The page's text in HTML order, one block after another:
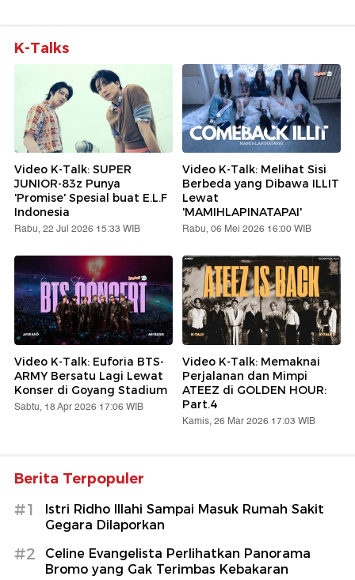
K-Talks
Video K-Talk: SUPER
JUNIOR-83z Punya
'Promise' Spesial buat E.L.F
Indonesia
Rabu, 22 Jul 2026 15:33 WIB
Video K-Talk: Melihat Sisi
Berbeda yang Dibawa ILLIT
Lewat
'MAMIHLAPINATAPAI'
Rabu, 06 Mei 2026 16:00 WIB
Video K-Talk: Euforia BTS-
ARMY Bersatu Lagi Lewat
Konser di Goyang Stadium
Sabtu, 18 Apr 2026 17:06 WIB
Video K-Talk: Memaknai
Perjalanan dan Mimpi
ATEEZ di GOLDEN HOUR:
Part.4
Kamis, 26 Mar 2026 17:03 WIB
Berita Terpopuler
#1
Istri Ridho Illahi Sampai Masuk Rumah Sakit
Gegara Dilaporkan
#2
Celine Evangelista Perlihatkan Panorama
Bromo yang Gak Terimbas Kebakaran